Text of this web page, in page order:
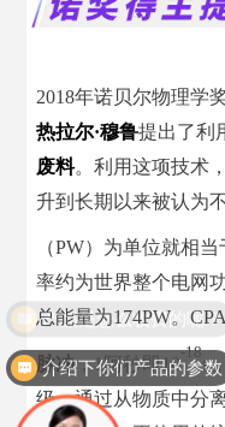
2018年诺贝尔物理学
热拉尔·穆鲁提出了利
废料。利用这项技术
升到长期以来被认为
（PW）为单位就相当
率约为世界整个电网
总能量为174PW。
脉冲，1阿秒即10
-18
s
级。通过从物质中分
介绍下你们产品的参数